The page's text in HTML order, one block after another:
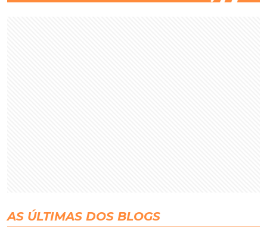
AS ÚLTIMAS DOS BLOGS